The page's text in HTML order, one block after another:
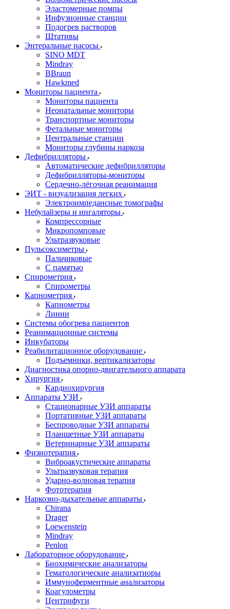
Эластомерные помпы
Инфузионные станции
Подогрев растворов
Штативы
Энтеральные насосы
SINO MDT
Mindray
BBraun
Hawkmed
Мониторы пациента
Мониторы пациента
Неонатальные мониторы
Транспортные мониторы
Фетальные мониторы
Центральные станции
Мониторы глубины наркоза
Дефибрилляторы
Автоматические дефибрилляторы
Дефибрилляторы-мониторы
Сердечно-лёгочная реанимация
ЭИТ - визуализация легких
Электроимпедансные томографы
Небулайзеры и ингаляторы
Компрессорные
Микропомповые
Ультразвуковые
Пульсоксиметры
Пальчиковые
С памятью
Спирометрия
Спирометры
Капнометрия
Капнометры
Линии
Системы обогрева пациентов
Реанимационные системы
Инкубаторы
Реабилитационное оборудование
Подъемники, вертикализаторы
Диагностика опорно-двигательного аппарата
Хирургия
Кардиохирургия
Аппараты УЗИ
Стационарные УЗИ аппараты
Портативные УЗИ аппараты
Беспроводные УЗИ аппараты
Планшетные УЗИ аппараты
Ветеринарные УЗИ аппараты
Физиотерапия
Виброакустические аппараты
Ультразвуковая терапия
Ударно-волновая терапия
Фототерапия
Наркозно-дыхательные аппараты
Chirana
Drager
Loewenstein
Mindray
Penlon
Лабораторное оборудование
Биохимические анализаторы
Гематологические анализатиоры
Иммуноферментные анализаторы
Коагулометры
Центрифуги